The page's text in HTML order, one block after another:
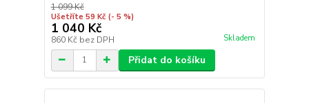
1 099 Kč
Ušetříte 59 Kč (- 5 %)
1 040 Kč
860 Kč bez DPH Skladem
Přidat do košíku